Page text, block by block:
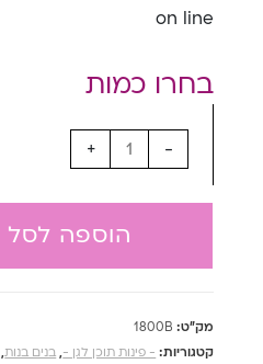
on line
-
+
הוספה לסל
מק"ט: 1800B
קטגוריות: - פינות תוכן לגן -, בנים בנות,